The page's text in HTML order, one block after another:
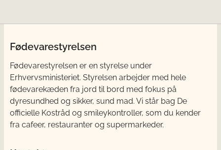
Fødevarestyrelsen
Fødevarestyrelsen er en styrelse under
Erhvervsministeriet. Styrelsen arbejder med hele
fødevarekæden fra jord til bord med fokus på
dyresundhed og sikker, sund mad. Vi står bag De
officielle Kostråd og smileykontroller, som du kender
fra cafeer, restauranter og supermarkeder.